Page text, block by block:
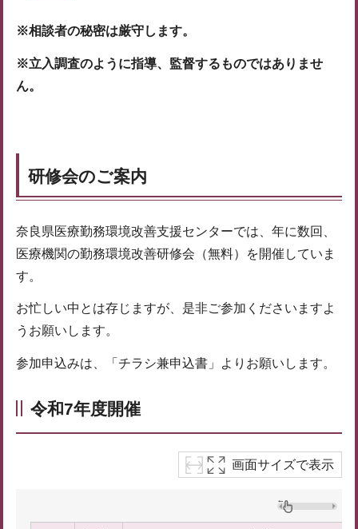
※相談者の秘密は厳守します。
※立入調査のように指導、監督するものではありませ
ん。
研修会のご案内
奈良県医療勤務環境改善支援センターでは、年に数回、
医療機関の勤務環境改善研修会（無料）を開催していま
す。
お忙しい中とは存じますが、是非ご参加くださいますよ
うお願いします。
参加申込みは、「チラシ兼申込書」よりお願いします。
令和7年度開催
画面サイズで表示